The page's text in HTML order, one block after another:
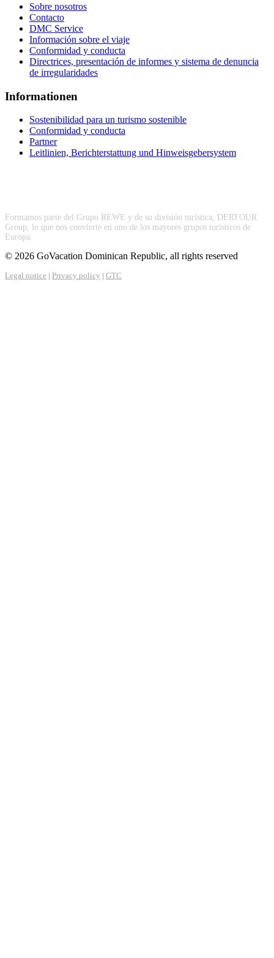
Sobre nosotros
Contacto
DMC Service
Información sobre el viaje
Conformidad y conducta
Directrices, presentación de informes y sistema de denuncia
de irregularidades
Informationen
Sostenibilidad para un turismo sostenible
Conformidad y conducta
Partner
Leitlinien, Berichterstattung und Hinweisgebersystem
Formamos parte del Grupo REWE y de su división turística, DERTOUR
Group, lo que nos convierte en uno de los mayores grupos turísticos de
Europa.
© 2026 GoVacation Dominican Republic, all rights reserved
Legal notice | Privacy policy | GTC